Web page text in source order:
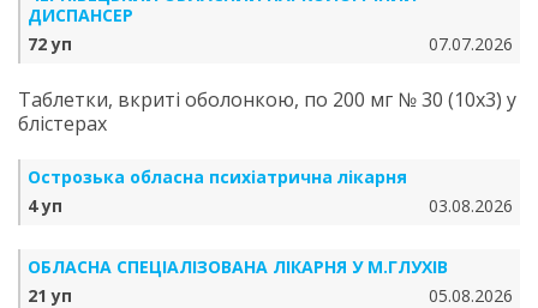
ДИСПАНСЕР
72 уп
07.07.2026
Таблетки, вкриті оболонкою, по 200 мг № 30 (10х3) у
блістерах
Острозька обласна психіатрична лікарня
4 уп
03.08.2026
ОБЛАСНА СПЕЦІАЛІЗОВАНА ЛІКАРНЯ У М.ГЛУХІВ
21 уп
05.08.2026